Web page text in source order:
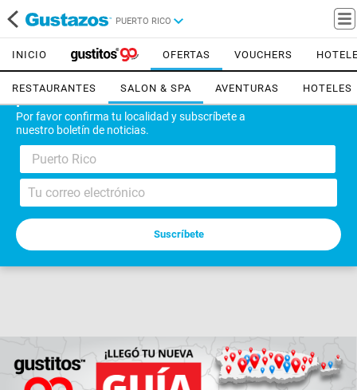
PUERTO RICO
Por favor confirma tu localidad y subscríbete a
nuestro boletín de noticias.
Puerto Rico
INICIO OFERTAS VOUCHERS
RESTAURANTES SALON & SPA AVENTURAS HOTELES